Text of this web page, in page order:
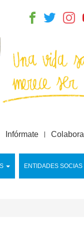
ENTIDADES SOCIAS
Infórmate Colabora